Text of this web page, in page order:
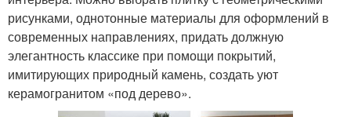
рисунками, однотонные материалы для оформлений в
современных направлениях, придать должную
элегантность классике при помощи покрытий,
имитирующих природный камень, создать уют
керамогранитом «под дерево».